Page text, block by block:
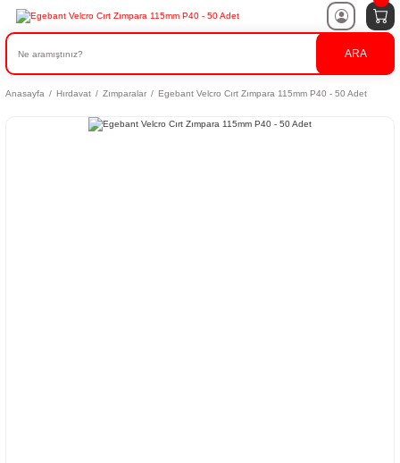
ARA
Anasayfa Hırdavat Zımparalar Egebant Velcro Cırt Zımpara 115mm P40 - 50 Adet